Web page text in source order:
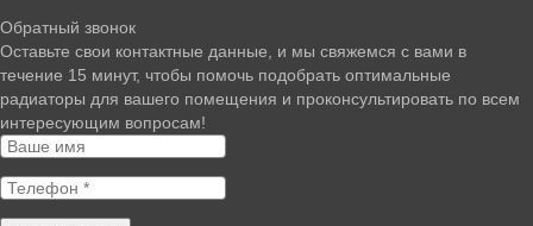
Обратный звонок
Оставьте свои контактные данные, и мы свяжемся с вами в
течение 15 минут, чтобы помочь подобрать оптимальные
радиаторы для вашего помещения и проконсультировать по всем
интересующим вопросам!